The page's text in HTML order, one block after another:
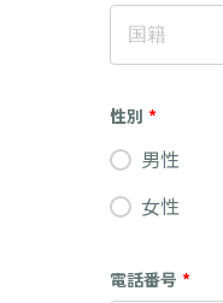
性別 *
男性
女性
電話番号 *